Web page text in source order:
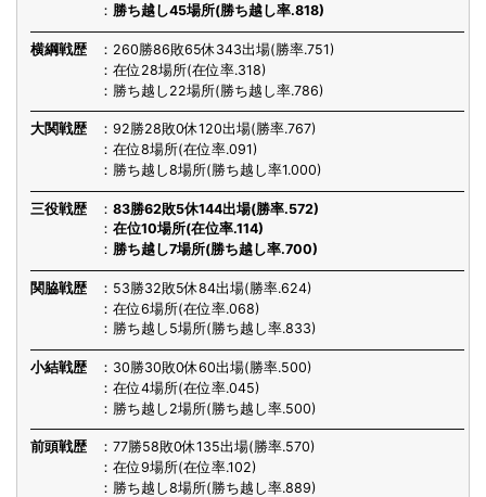
勝ち越し45場所(勝ち越し率.818)
横綱戦歴
260勝86敗65休343出場(勝率.751)
在位28場所(在位率.318)
勝ち越し22場所(勝ち越し率.786)
大関戦歴
92勝28敗0休120出場(勝率.767)
在位8場所(在位率.091)
勝ち越し8場所(勝ち越し率1.000)
三役戦歴
83勝62敗5休144出場(勝率.572)
在位10場所(在位率.114)
勝ち越し7場所(勝ち越し率.700)
関脇戦歴
53勝32敗5休84出場(勝率.624)
在位6場所(在位率.068)
勝ち越し5場所(勝ち越し率.833)
小結戦歴
30勝30敗0休60出場(勝率.500)
在位4場所(在位率.045)
勝ち越し2場所(勝ち越し率.500)
前頭戦歴
77勝58敗0休135出場(勝率.570)
在位9場所(在位率.102)
勝ち越し8場所(勝ち越し率.889)